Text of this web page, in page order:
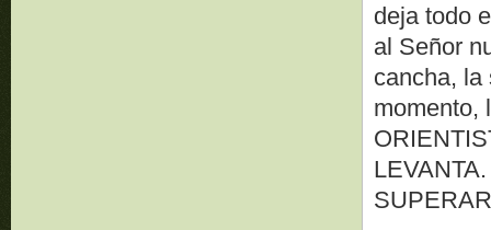
deja todo
al Señor
cancha, la
momento,